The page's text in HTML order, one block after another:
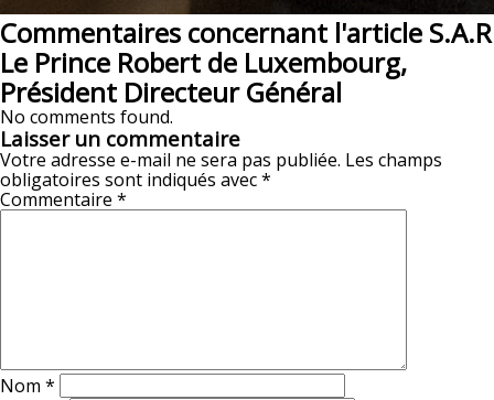
Commentaires concernant l'article S.A.R
Le Prince Robert de Luxembourg,
Président Directeur Général
No comments found.
Laisser un commentaire
Votre adresse e-mail ne sera pas publiée. Les champs
obligatoires sont indiqués avec*
Commentaire *
Nom *